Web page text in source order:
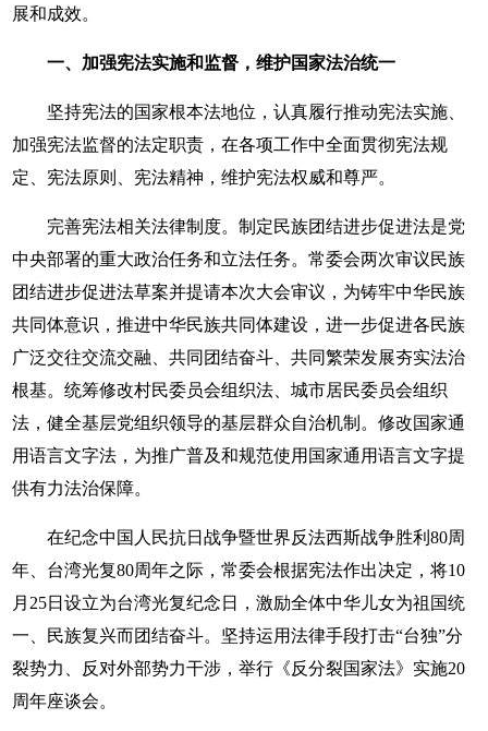
展和成效。
一、加强宪法实施和监督，维护国家法治统一
坚持宪法的国家根本法地位，认真履行推动宪法实施、
加强宪法监督的法定职责，在各项工作中全面贯彻宪法规
定、宪法原则、宪法精神，维护宪法权威和尊严。
完善宪法相关法律制度。制定民族团结进步促进法是党
中央部署的重大政治任务和立法任务。常委会两次审议民族
团结进步促进法草案并提请本次大会审议，为铸牢中华民族
共同体意识，推进中华民族共同体建设，进一步促进各民族
广泛交往交流交融、共同团结奋斗、共同繁荣发展夯实法治
根基。统筹修改村民委员会组织法、城市居民委员会组织
法，健全基层党组织领导的基层群众自治机制。修改国家通
用语言文字法，为推广普及和规范使用国家通用语言文字提
供有力法治保障。
在纪念中国人民抗日战争暨世界反法西斯战争胜利80周
年、台湾光复80周年之际，常委会根据宪法作出决定，将10
月25日设立为台湾光复纪念日，激励全体中华儿女为祖国统
一、民族复兴而团结奋斗。坚持运用法律手段打击“台独”分
裂势力、反对外部势力干涉，举行《反分裂国家法》实施20
周年座谈会。